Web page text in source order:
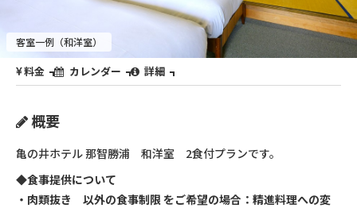
客室一例（和洋室）
料金 カレンダー 詳細
概要
亀の井ホテル 那智勝浦 和洋室 2食付プランです。
◆食事提供について
・肉類抜き 以外の食事制限 をご希望の場合：精進料理への変